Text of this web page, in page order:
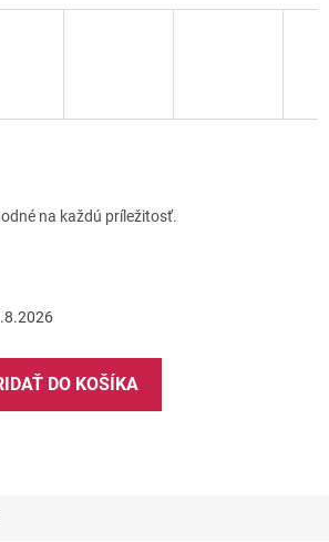
na každú príležitosť.
DO KOŠÍKA